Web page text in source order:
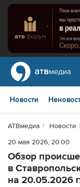
Новости
АТВмедиа Новости
20 мая 2026, 20:00
Обзор
в
на 20.05.2026